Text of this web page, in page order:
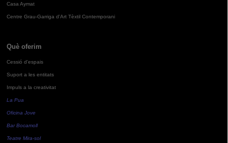
Casa Aymat
Centre Grau-Garriga d'Art Tèxtil Contemporani
Què oferim
Cessió d'espais
Suport a les entitats
Impuls a la creativitat
La Pua
Oficina Jove
Bar Bocamoll
Teatre Mira-sol